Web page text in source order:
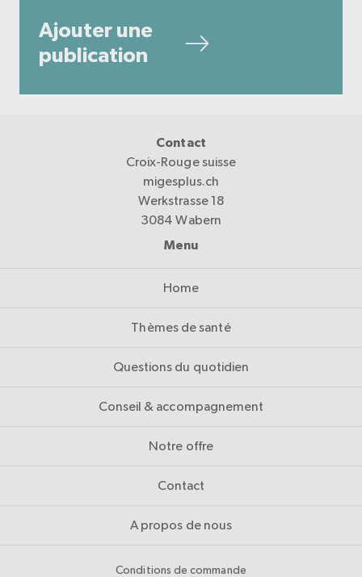
Ajouter une
publication
Contact
Croix-Rouge suisse
migesplus.ch
Werkstrasse 18
3084 Wabern
Menu
Home
Thèmes de santé
Questions du quotidien
Conseil & accompagnement
Notre offre
Contact
A propos de nous
Conditions de commande